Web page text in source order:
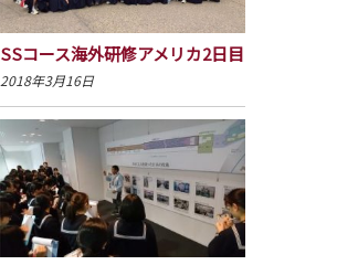
SSコース海外研修アメリカ2日目
2018年3月16日